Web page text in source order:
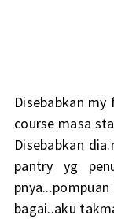
Disebabkan
course masa
Disebabkan
pantry yg
bagai..aku